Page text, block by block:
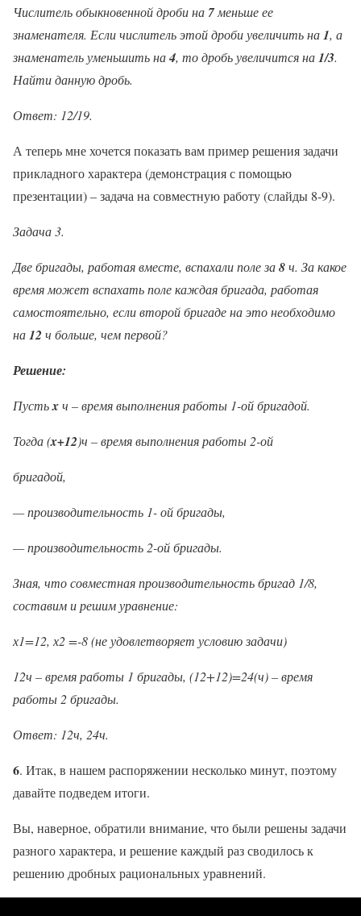
Числитель обыкновенной дроби на 7меньше ее
знаменателя. Если числитель этой дроби увеличить на1, а
знаменатель уменьшить на4, то дробь увеличится на1/3.
Найти данную дробь.
Ответ: 12/19.
А теперь мне хочется показать вам пример решения задачи
прикладного характера (демонстрация с помощью
презентации) – задача на совместную работу (слайды 8-9).
Задача 3.
Две бригады, работая вместе, вспахали поле за8ч. За какое
время может вспахать поле каждая бригада, работая
самостоятельно, если второй бригаде на это необходимо
на12 ч больше, чем первой?
Решение:
Пустьxч – время выполнения работы 1-ой бригадой.
Тогда (x+12)ч – время выполнения работы 2-ой
бригадой,
— производительность 1- ой бригады,
— производительность 2-ой бригады.
Зная, что совместная производительность бригад 1/8,
составим и решим уравнение:
х1=12, х2 =-8 (не удовлетворяет условию задачи)
12ч – время работы 1 бригады, (12+12)=24(ч) – время
работы 2 бригады.
Ответ: 12ч, 24ч.
6. Итак, в нашем распоряжении несколько минут, поэтому
давайте подведем итоги.
Вы, наверное, обратили внимание, что были решены задачи
разного характера, и решение каждый раз сводилось к
решению дробных рациональных уравнений.